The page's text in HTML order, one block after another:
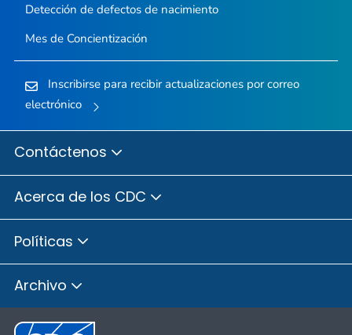
Detección de defectos de nacimiento
Mes de Concientización
Inscribirse para recibir actualizaciones por correo
electrónico
Contáctenos
Acerca de los CDC
Políticas
Archivo